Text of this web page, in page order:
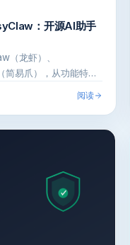
：开源AI助手
（龙虾）、
易爪），从功能特
阅读